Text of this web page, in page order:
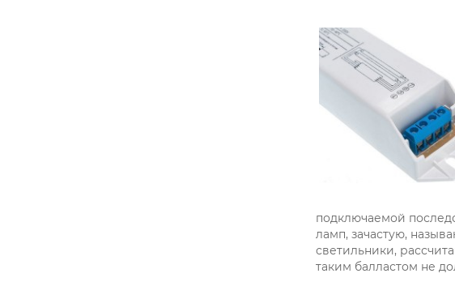
подключаемой
ламп, зачастую,
светильники,
таким балластом не